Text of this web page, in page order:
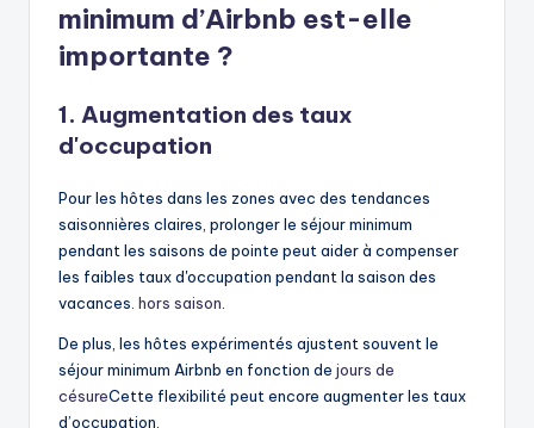
minimum d’Airbnb est-elle
importante ?
1. Augmentation des taux
d'occupation
Pour les hôtes dans les zones avec des tendances
saisonnières claires, prolonger le séjour minimum
pendant les saisons de pointe peut aider à compenser
les faibles taux d'occupation pendant la saison des
vacances. hors saison
De plus, les hôtes expérimentés ajustent souvent le
séjour minimum Airbnb en fonction de jours de
césureCette flexibilité peut encore augmenter les taux
d’occupation.